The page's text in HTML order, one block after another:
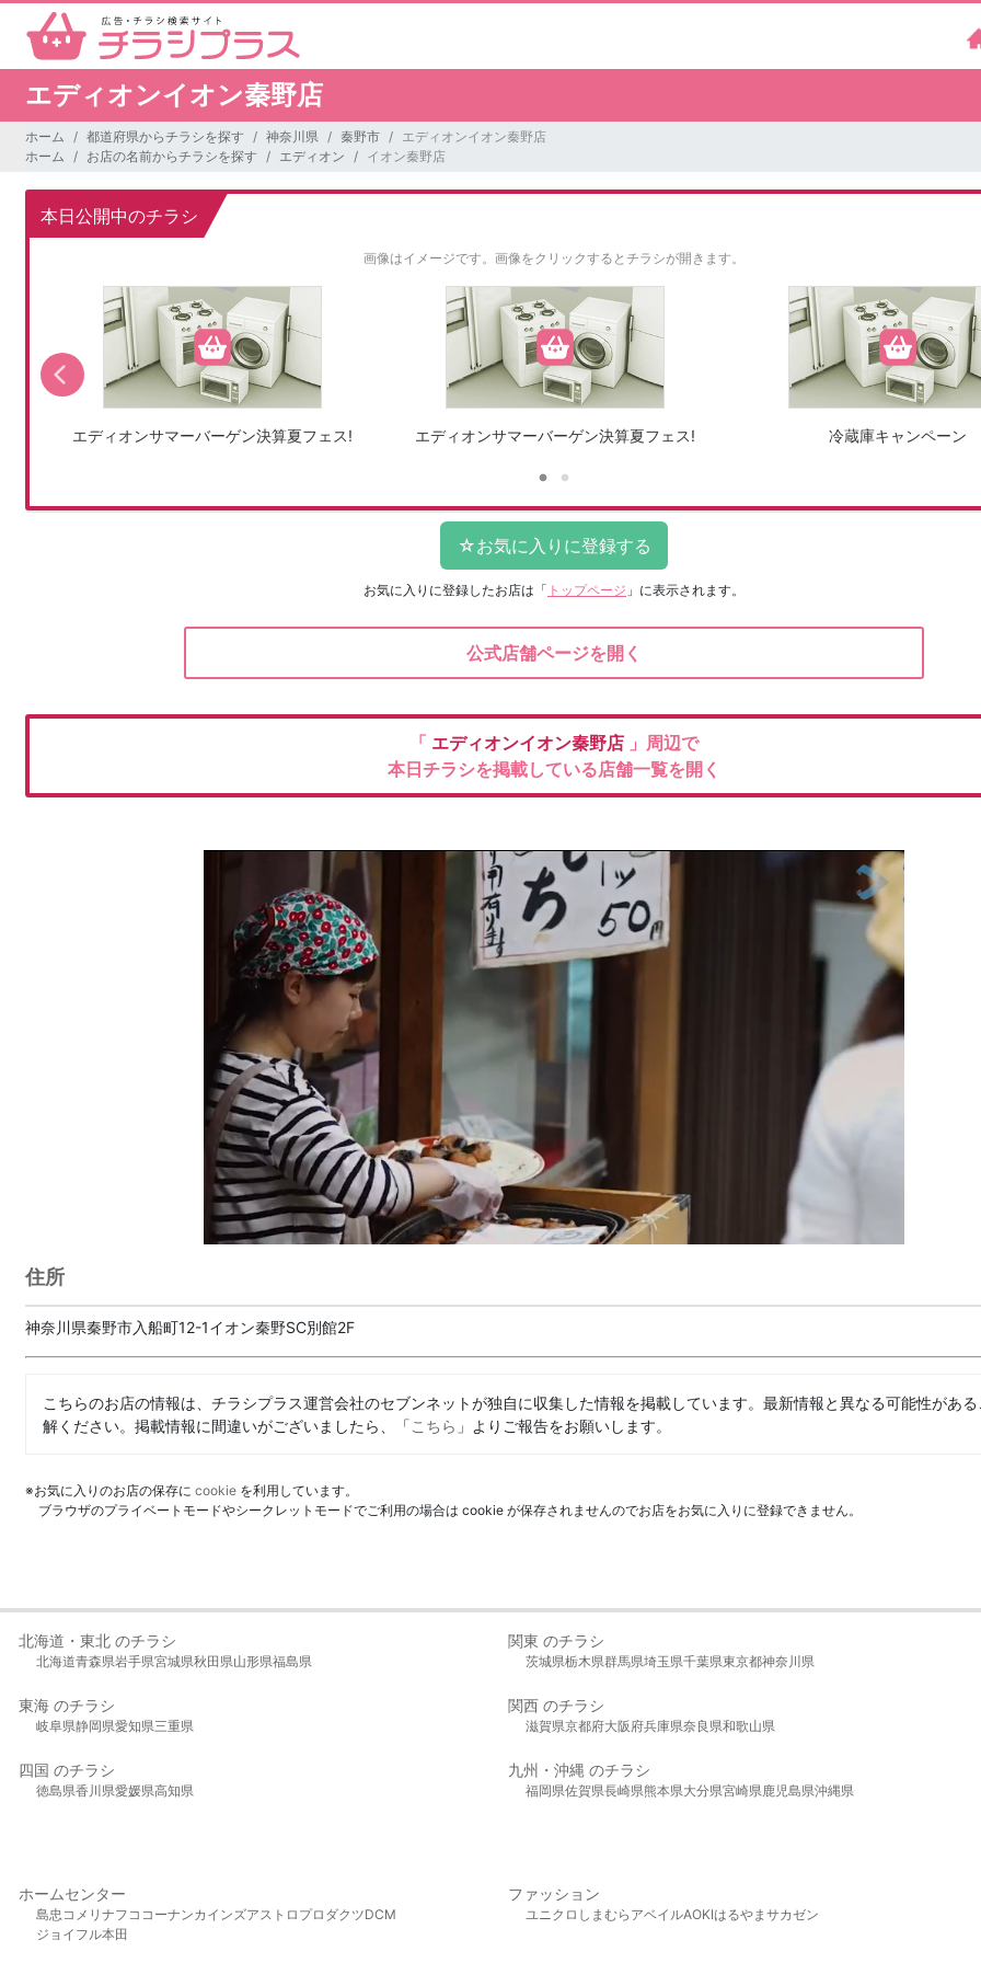
エディオンイオン秦野店
ホーム 都道府県からチラシを探す 神奈川県 秦野市
エディオンイオン秦野店
ホーム
お店の名前からチラシを探す エディオン イオン秦野店
本日公開中のチラシ
画像はイメージです。 画像をクリックするとチラシが開きます。
エディオンサマーバーゲン決算夏フェス! エディオンサマーバーゲン決算夏フェス! 冷蔵庫キャンペーン
お気に入りに登録したお店は 「 トップページ 」に表示されます。
公式店舗ページを開く
「 エディオンイオン秦野店 」周辺で
本日チラシを掲載している店舗一覧を開く
住所
神奈川県秦野市入船町12-1イオン秦野SC別館2F
こちらのお店の情報は、チラシプラス運営会社のセブンネットが独自に収集した情報を掲載しています。最新情報と異なる可能性があ
解ください。掲載情報に間違いがございましたら、「こちら 」よりご報告をお願いします。
※お気に入りのお店の保存に cookie を利用しています。
ブラウザのプライベートモードやシークレットモードでご利用の場合は cookie が保存されませんのでお店をお気に入りに登録できません。
北海道・東北 のチラシ
北海道青森県岩手県宮城県秋田県山形県福島県
関東 のチラシ
茨城県栃木県群馬県埼玉県千葉県東京都神奈川県
東海 のチラシ
岐阜県静岡県愛知県三重県
関西 のチラシ
滋賀県京都府大阪府兵庫県奈良県和歌山県
四国 のチラシ
徳島県香川県愛媛県高知県
九州・沖縄 のチラシ
福岡県佐賀県長崎県熊本県大分県宮崎県鹿児島県沖縄県
ホームセンター
島忠 コメリ ナフコ コーナンカインズアストロプロダクツDCM
ジョイフル本田
ファッション
ユニクロ しまむら アベイルAOKIはるやま サカゼン